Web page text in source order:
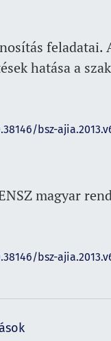
feladatai.
hatása a
bsz-
magyar
bsz-